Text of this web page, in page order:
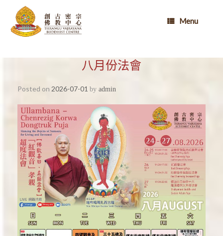
content
Menu
八月份法會
Posted on 2026-07-01 by admin